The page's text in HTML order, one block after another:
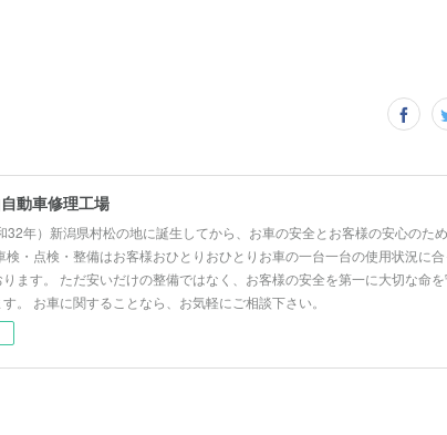
自動車修理工場
32年）新潟県村松の地に誕生してから、お車の安全とお客様の安心のた
検・点検・整備はお客様おひとりおひとりお車の一台一台の使用状況に
ります。 ただ安いだけの整備ではなく、お客様の安全を第一に大切な命
。 お車に関することなら、お気軽にご相談下さい。